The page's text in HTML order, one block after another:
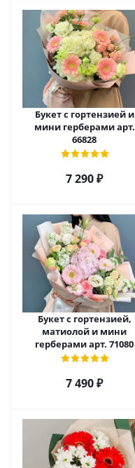
Букет с гортензией и
мини герберами арт.
66828
7 290₽
Букет с гортензией,
матиолой и мини
герберами арт. 71080
7 490₽